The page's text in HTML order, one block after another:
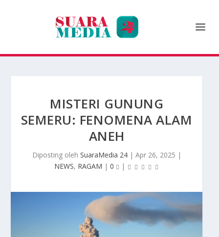
MISTERI GUNUNG
SEMERU: FENOMENA ALAM
ANEH
Diposting oleh SuaraMedia 24| Apr 26, 2025 |
NEWS, RAGAM | 0 |